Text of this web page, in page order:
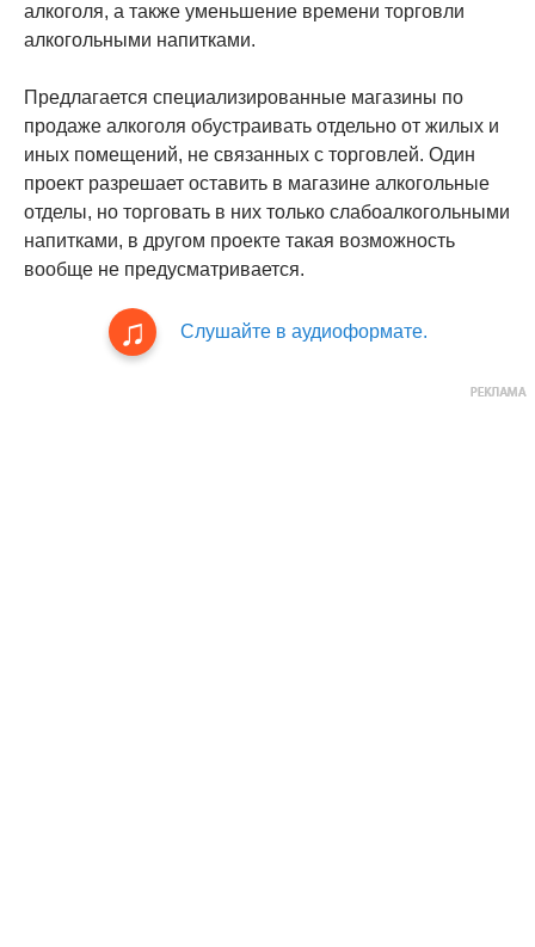
алкоголя, а также уменьшение времени торговли
алкогольными напитками.
Предлагается специализированные магазины по
продаже алкоголя обустраивать отдельно от жилых и
иных помещений, не связанных с торговлей. Один
проект разрешает оставить в магазине алкогольные
отделы, но торговать в них только слабоалкогольными
напитками, в другом проекте такая возможность
вообще не предусматривается.
Слушайте в аудиоформате.